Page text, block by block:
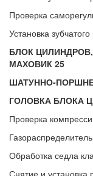
Проверка
Установка
БЛОК
МАХОВИК 25
ШАТУННО-
ГОЛОВКА БЛОКА
Проверка
Обработка седла
Снятие и установка